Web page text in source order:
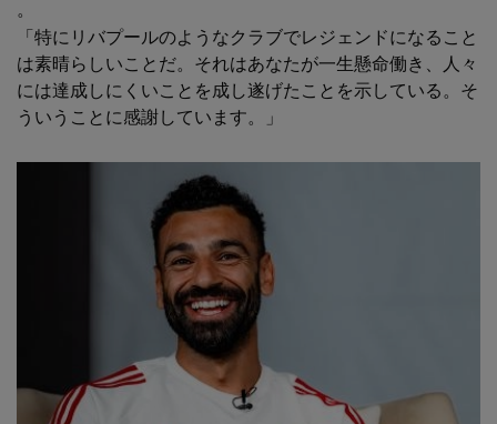
。
「特にリバプールのようなクラブでレジェンドになること
は素晴らしいことだ。それはあなたが一生懸命働き、人々
には達成しにくいことを成し遂げたことを示している。そ
ういうことに感謝しています。」